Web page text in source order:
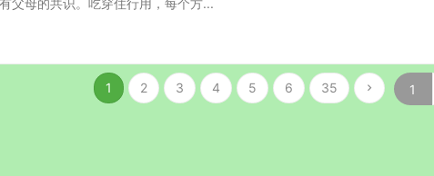
父母的共识。吃穿住行用，每个方...
1 2 3 4 5 6 35